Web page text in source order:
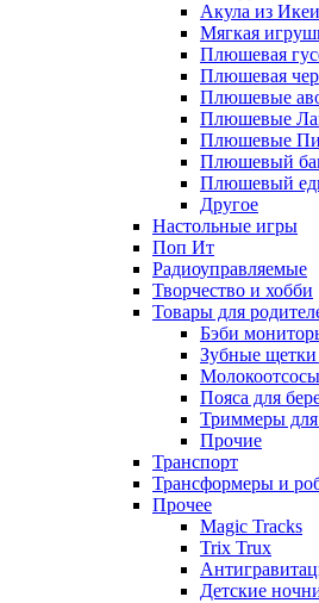
Акула из Икеи
Мягкая
Плюшевая
Плюшевая
Плюшевые
Плюшевые
Плюшевые
Плюшевый
Плюшевый
Другое
Настольные игры
Поп Ит
Радиоуправляемые
Творчество и хобби
Товары для
Бэби
Зубные щетки
Молокоотсосы
Пояса для
Триммеры для
Прочие
Транспорт
Трансформеры и
Прочее
Magic Tracks
Trix Trux
Детские